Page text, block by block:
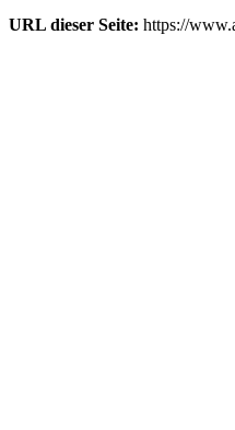
URL dieser Seite: https://